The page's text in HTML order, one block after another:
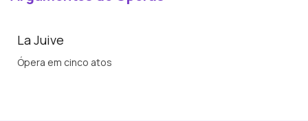
La Juive
Ópera em cinco atos